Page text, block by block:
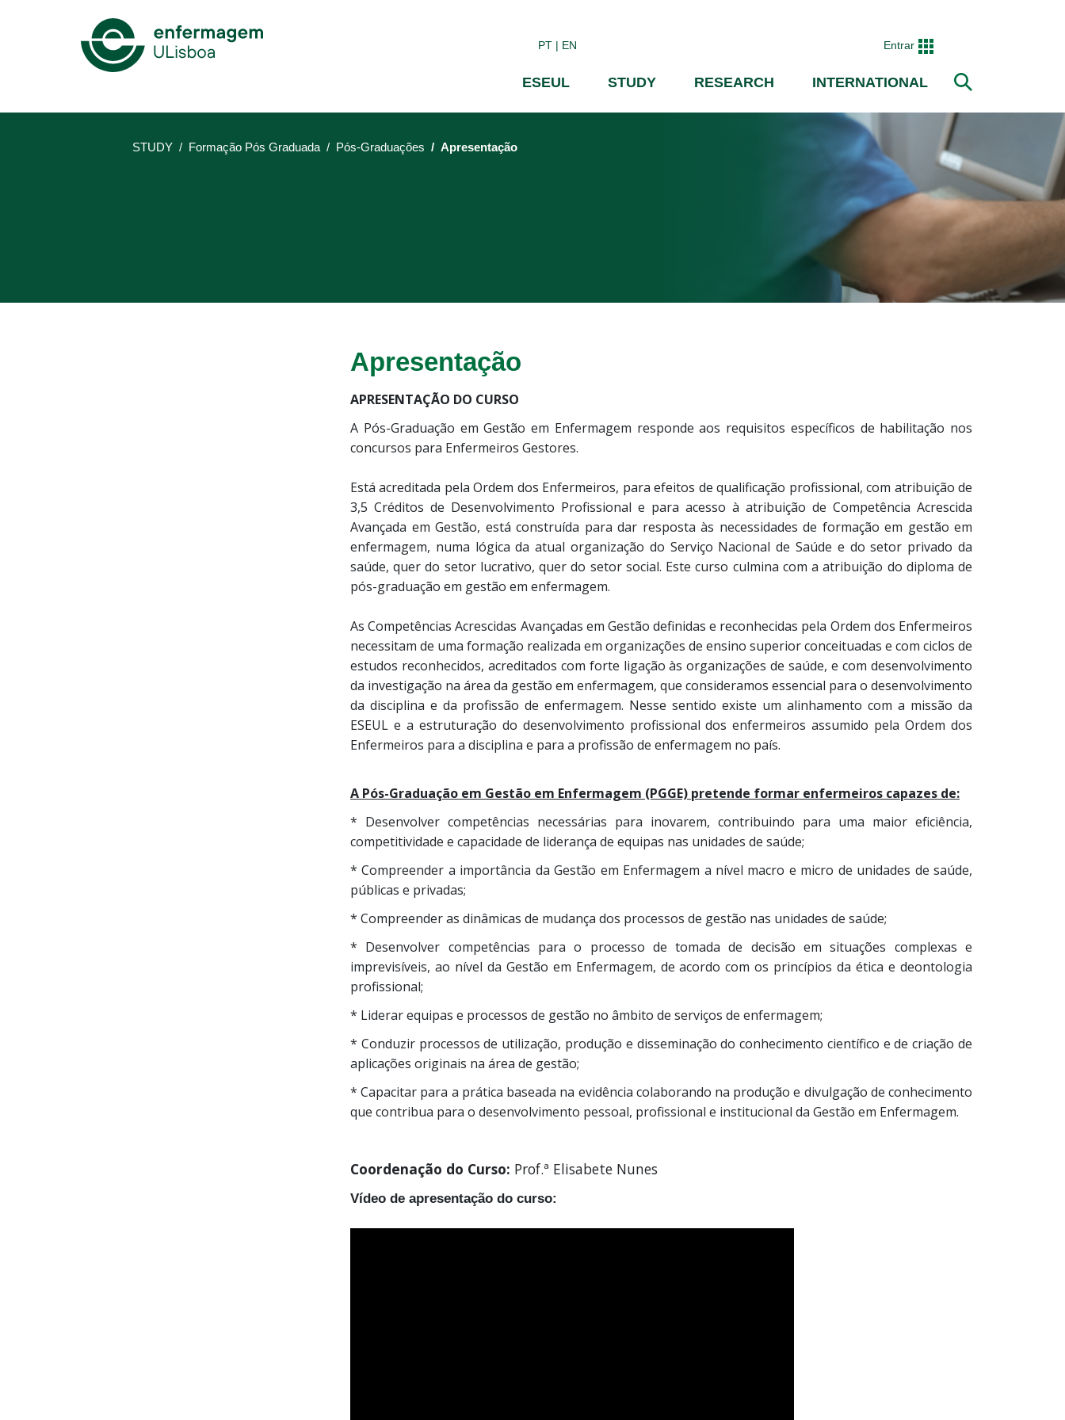
main
PT EN Entrar
Mega
Menu
ESEUL STUDY RESEARCH INTERNATIONAL
STUDY Formação Pós Graduada Pós-Graduações Apresentação
Apresentação
APRESENTAÇÃO DO CURSO
A Pós-Graduação em Gestão em Enfermagem responde aos requisitos específicos de habilitação nos
concursos para Enfermeiros Gestores.
Está acreditada pela Ordem dos Enfermeiros, para efeitos de qualificação profissional, com atribuição de
3,5 Créditos de Desenvolvimento Profissional e para acesso à atribuição de Competência Acrescida
Avançada em Gestão, está construída para dar resposta às necessidades de formação em gestão em
enfermagem, numa lógica da atual organização do Serviço Nacional de Saúde e do setor privado da
saúde, quer do setor lucrativo, quer do setor social. Este curso culmina com a atribuição do diploma de
pós-graduação em gestão em enfermagem.
As Competências Acrescidas Avançadas em Gestão definidas e reconhecidas pela Ordem dos Enfermeiros
necessitam de uma formação realizada em organizações de ensino superior conceituadas e com ciclos de
estudos reconhecidos, acreditados com forte ligação às organizações de saúde, e com desenvolvimento
da investigação na área da gestão em enfermagem, que consideramos essencial para o desenvolvimento
da disciplina e da profissão de enfermagem. Nesse sentido existe um alinhamento com a missão da
ESEUL e a estruturação do desenvolvimento profissional dos enfermeiros assumido pela Ordem dos
Enfermeiros para a disciplina e para a profissão de enfermagem no país.
A Pós-Graduação em Gestão em Enfermagem (PGGE) pretende formar enfermeiros capazes de:
* Desenvolver competências necessárias para inovarem, contribuindo para uma maior eficiência,
competitividade e capacidade de liderança de equipas nas unidades de saúde;
* Compreender a importância da Gestão em Enfermagem a nível macro e micro de unidades de saúde,
públicas e privadas;
* Compreender as dinâmicas de mudança dos processos de gestão nas unidades de saúde;
* Desenvolver competências para o processo de tomada de decisão em situações complexas e
imprevisíveis, ao nível da Gestão em Enfermagem, de acordo com os princípios da ética e deontologia
profissional;
* Liderar equipas e processos de gestão no âmbito de serviços de enfermagem;
* Conduzir processos de utilização, produção e disseminação do conhecimento científico e de criação de
aplicações originais na área de gestão;
* Capacitar para a prática baseada na evidência colaborando na produção e divulgação de conhecimento
que contribua para o desenvolvimento pessoal, profissional e institucional da Gestão em Enfermagem.
Coordenação do Curso: Prof.ª Elisabete Nunes
Vídeo de apresentação do curso: